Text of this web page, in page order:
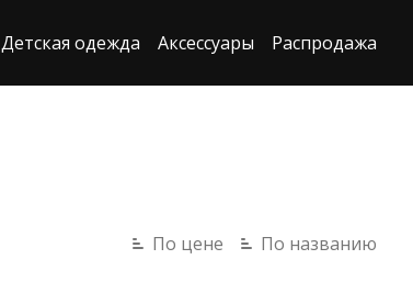
Детская одежда Аксессуары Распродажа
По цене По названию